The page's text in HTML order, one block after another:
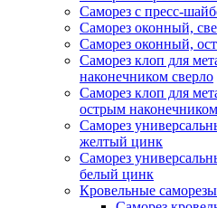
Саморез с пресс-
Саморез оконный,
Саморез оконный,
Саморез клоп для
наконечником сверло
Саморез клоп для
острым наконечником
Саморез
желтый цинк
Саморез
белый цинк
Кровельные саморезы